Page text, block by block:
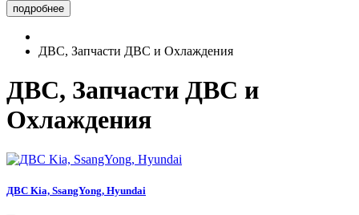
подробнее
ДВС, Запчасти ДВС и Охлаждения
ДВС, Запчасти ДВС и
Охлаждения
ДВС Kia, SsangYong, Hyundai